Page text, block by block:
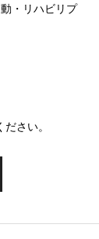
・リハビリプ
さい。